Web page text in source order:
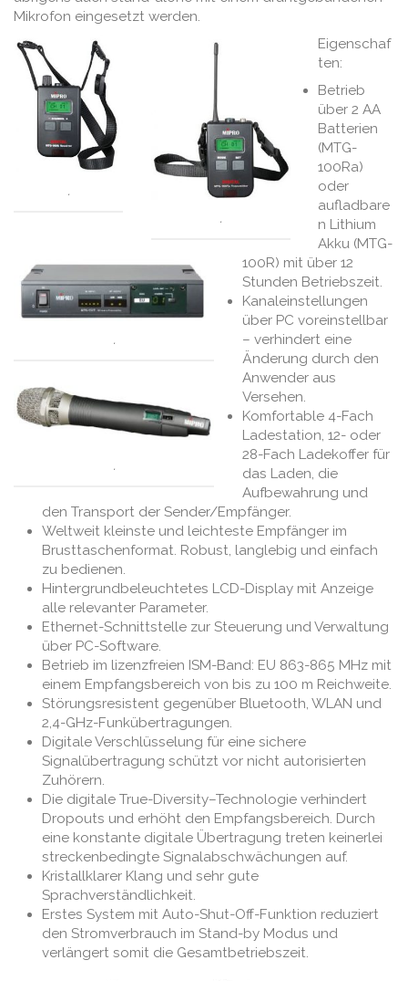
Mikrofon eingesetzt werden.
.
.
.
.
Eigenschaf
ten:
Betrieb
über 2 AA
Batterien
(MTG-
100Ra)
oder
aufladbare
n Lithium
Akku (MTG-
100R) mit über 12
Stunden Betriebszeit.
Kanaleinstellungen
über PC voreinstellbar
– verhindert eine
Änderung durch den
Anwender aus
Versehen.
Komfortable 4-Fach
Ladestation, 12- oder
28-Fach Ladekoffer für
das Laden, die
Aufbewahrung und
den Transport der Sender/Empfänger.
Weltweit kleinste und leichteste Empfänger im
Brusttaschenformat. Robust, langlebig und einfach
zu bedienen.
Hintergrundbeleuchtetes LCD-Display mit Anzeige
alle relevanter Parameter.
Ethernet-Schnittstelle zur Steuerung und Verwaltung
über PC-Software.
Betrieb im lizenzfreien ISM-Band: EU 863-865 MHz mit
einem Empfangsbereich von bis zu 100 m Reichweite.
Störungsresistent gegenüber Bluetooth, WLAN und
2,4-GHz-Funkübertragungen.
Digitale Verschlüsselung für eine sichere
Signalübertragung schützt vor nicht autorisierten
Zuhörern.
Die digitale True-Diversity–Technologie verhindert
Dropouts und erhöht den Empfangsbereich. Durch
eine konstante digitale Übertragung treten keinerlei
streckenbedingte Signalabschwächungen auf.
Kristallklarer Klang und sehr gute
Sprachverständlichkeit.
Erstes System mit Auto-Shut-Off-Funktion reduziert
den Stromverbrauch im Stand-by Modus und
verlängert somit die Gesamtbetriebszeit.